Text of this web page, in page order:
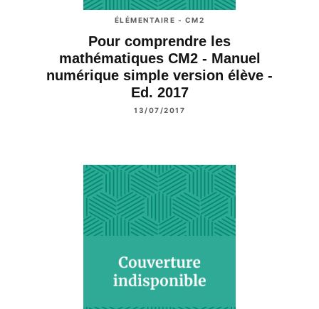
ÉLÉMENTAIRE - CM2
Pour comprendre les
mathématiques CM2 - Manuel
numérique simple version élève -
Ed. 2017
13/07/2017